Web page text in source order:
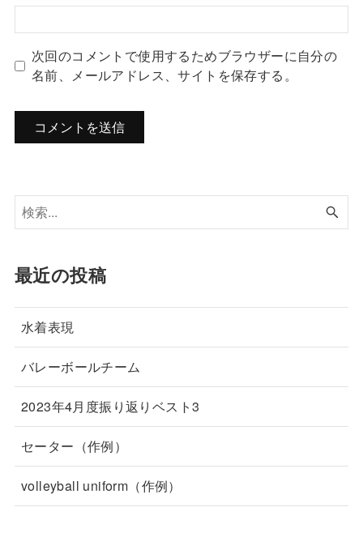
次回のコメントで使用するためブラウザーに自分の
名前、メールアドレス、サイトを保存する。
最近の投稿
水着表現
バレーボールチーム
2023年4月度振り返りベスト3
セーター（作例）
volleyball uniform（作例）